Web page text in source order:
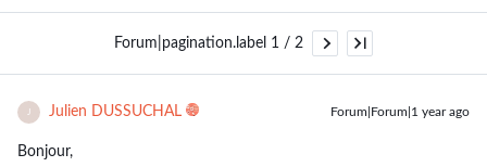
Forum|pagination.label 1 / 2
J Julien DUSSUCHAL Forum|Forum|1 year ago
Bonjour,